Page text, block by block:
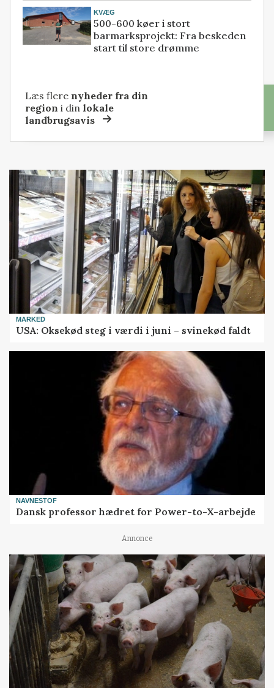
KVÆG
500-600 køer i stort
barmarksprojekt: Fra beskeden
start til store drømme
Læs flere nyheder fra din
region i dinlokale
landbrugsavis
MARKED
USA: Oksekød steg i værdi i juni – svinekød faldt
NAVNESTOF
Dansk professor hædret for Power-to-X-arbejde
Annonce